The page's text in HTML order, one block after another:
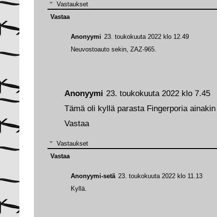
Anonyymi 23. toukokuuta 2022 klo 7.45
Tämä oli kyllä parasta Fingerporia
Vastaa
Vastaukset
Anonyymi-setä 23. toukokuuta 2022 klo 11.13
Kyllä.
Vastaa
Vastaukset
Anonyymi 23. toukokuuta 2022 klo 12.49
Neuvostoauto sekin, ZAZ-965.
Vastaa